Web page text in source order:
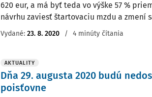
620 eur, a má byť teda vo výške 57 %
návrhu zaviesť štartovaciu mzdu a zmení
Vydané: 23. 8. 2020 / 4 minúty čítania
AKTUALITY
Dňa 29. augusta 2020 budú
poisťovne